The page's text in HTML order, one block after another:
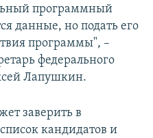
программный
данные, но подать его
программы", –
федерального
Лапушкин.
заверить в
кандидатов и